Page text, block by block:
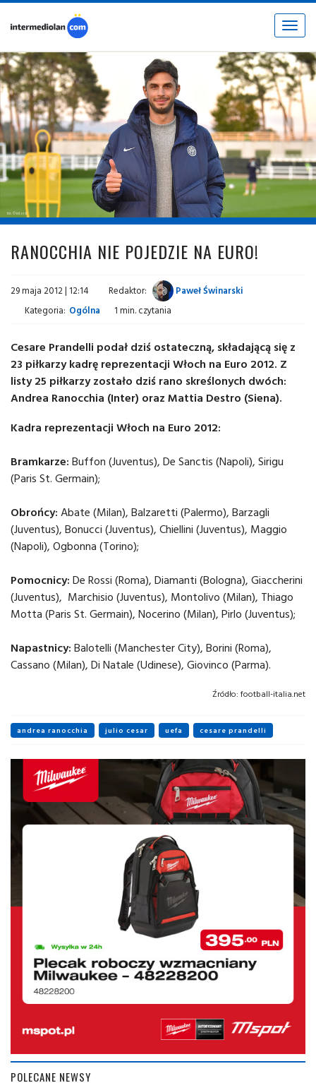
Toggle
fot. © inter.it
RANOCCHIA NIE POJEDZIE NA EURO!
29 maja 2012 | 12:14 Redaktor:
Paweł Świnarski
Kategoria: Ogólna 1 min. czytania
Cesare Prandelli podał dziś ostateczną, składającą się z
23 piłkarzy kadrę reprezentacji Włoch na Euro 2012. Z
listy 25 piłkarzy zostało dziś rano skreślonych dwóch:
Andrea Ranocchia (Inter) oraz Mattia Destro (Siena).
Kadra reprezentacji Włoch na Euro 2012:
Bramkarze: Buffon (Juventus), De Sanctis (Napoli), Sirigu
(Paris St. Germain);
Obrońcy: Abate (Milan), Balzaretti (Palermo), Barzagli
(Juventus), Bonucci (Juventus), Chiellini (Juventus), Maggio
(Napoli), Ogbonna (Torino);
Pomocnicy: De Rossi (Roma), Diamanti (Bologna), Giaccherini
(Juventus), Marchisio (Juventus), Montolivo (Milan), Thiago
Motta (Paris St. Germain), Nocerino (Milan), Pirlo (Juventus);
Napastnicy: Balotelli (Manchester City), Borini (Roma),
Cassano (Milan), Di Natale (Udinese), Giovinco (Parma).
Źródło: football-italia.net
andrea ranocchia julio cesar uefa cesare prandelli
POLECANE NEWSY